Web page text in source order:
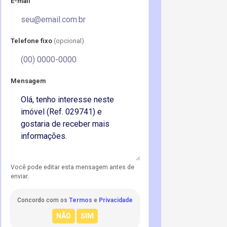
Telefone fixo (opcional)
Mensagem
Você pode editar esta mensagem antes de
enviar.
Concordo com os Termos e Privacidade